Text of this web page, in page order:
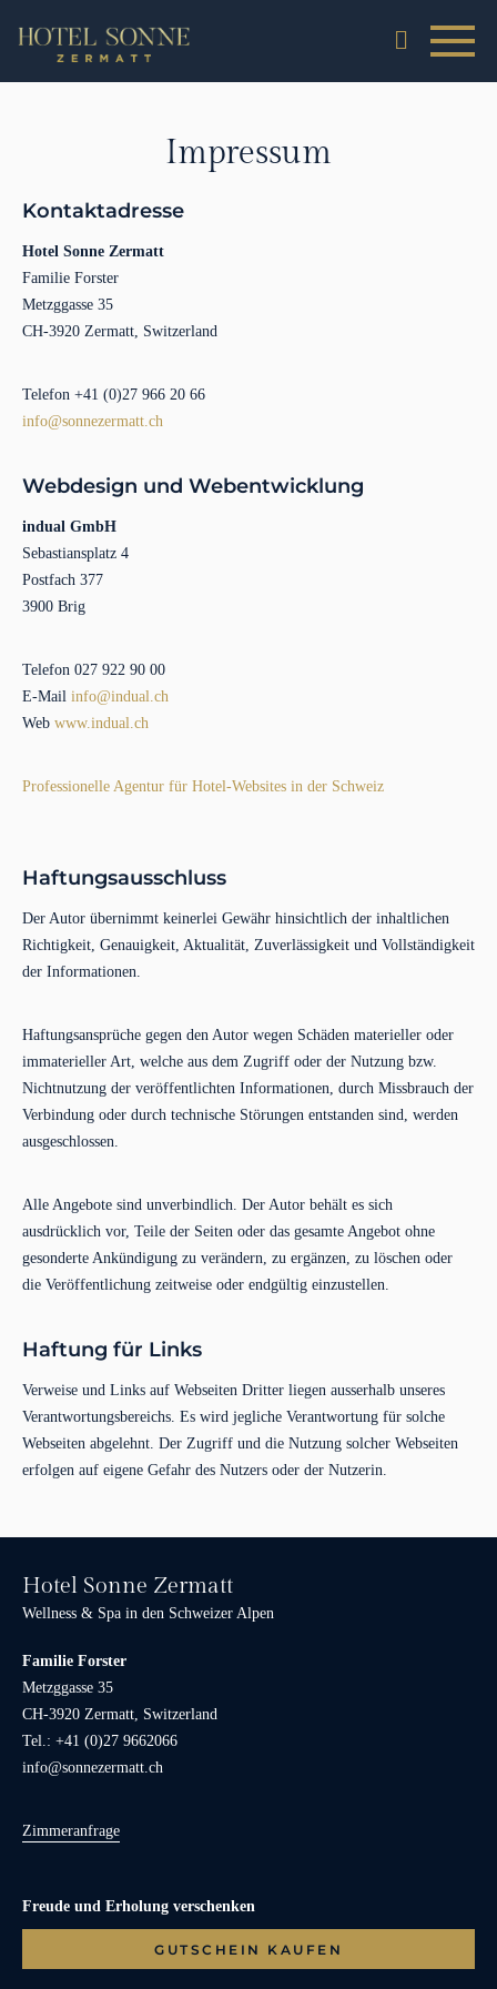
Impressum
Kontaktadresse
Hotel Sonne Zermatt
Familie Forster
Metzggasse 35
CH-3920 Zermatt, Switzerland
Telefon +41 (0)27 966 20 66
info@sonnezermatt.ch
Webdesign und Webentwicklung
indual GmbH
Sebastiansplatz 4
Postfach 377
3900 Brig
Telefon 027 922 90 00
E-Mail info@indual.ch
Web www.indual.ch
Professionelle Agentur für Hotel-Websites in der Schweiz
Haftungsausschluss
Der Autor übernimmt keinerlei Gewähr hinsichtlich der inhaltlichen
Richtigkeit, Genauigkeit, Aktualität, Zuverlässigkeit und Vollständigkeit
der Informationen.
Haftungsansprüche gegen den Autor wegen Schäden materieller oder
immaterieller Art, welche aus dem Zugriff oder der Nutzung bzw.
Nichtnutzung der veröffentlichten Informationen, durch Missbrauch der
Verbindung oder durch technische Störungen entstanden sind, werden
ausgeschlossen.
Alle Angebote sind unverbindlich. Der Autor behält es sich
ausdrücklich vor, Teile der Seiten oder das gesamte Angebot ohne
gesonderte Ankündigung zu verändern, zu ergänzen, zu löschen oder
die Veröffentlichung zeitweise oder endgültig einzustellen.
Haftung für Links
Verweise und Links auf Webseiten Dritter liegen ausserhalb unseres
Verantwortungsbereichs. Es wird jegliche Verantwortung für solche
Webseiten abgelehnt. Der Zugriff und die Nutzung solcher Webseiten
erfolgen auf eigene Gefahr des Nutzers oder der Nutzerin.
Hotel Sonne Zermatt
Wellness & Spa in den Schweizer Alpen
Familie Forster
Metzggasse 35
CH-3920 Zermatt, Switzerland
Tel.: +41 (0)27 9662066
info@sonnezermatt.ch
Zimmeranfrage
Freude und Erholung verschenken
GUTSCHEIN KAUFEN